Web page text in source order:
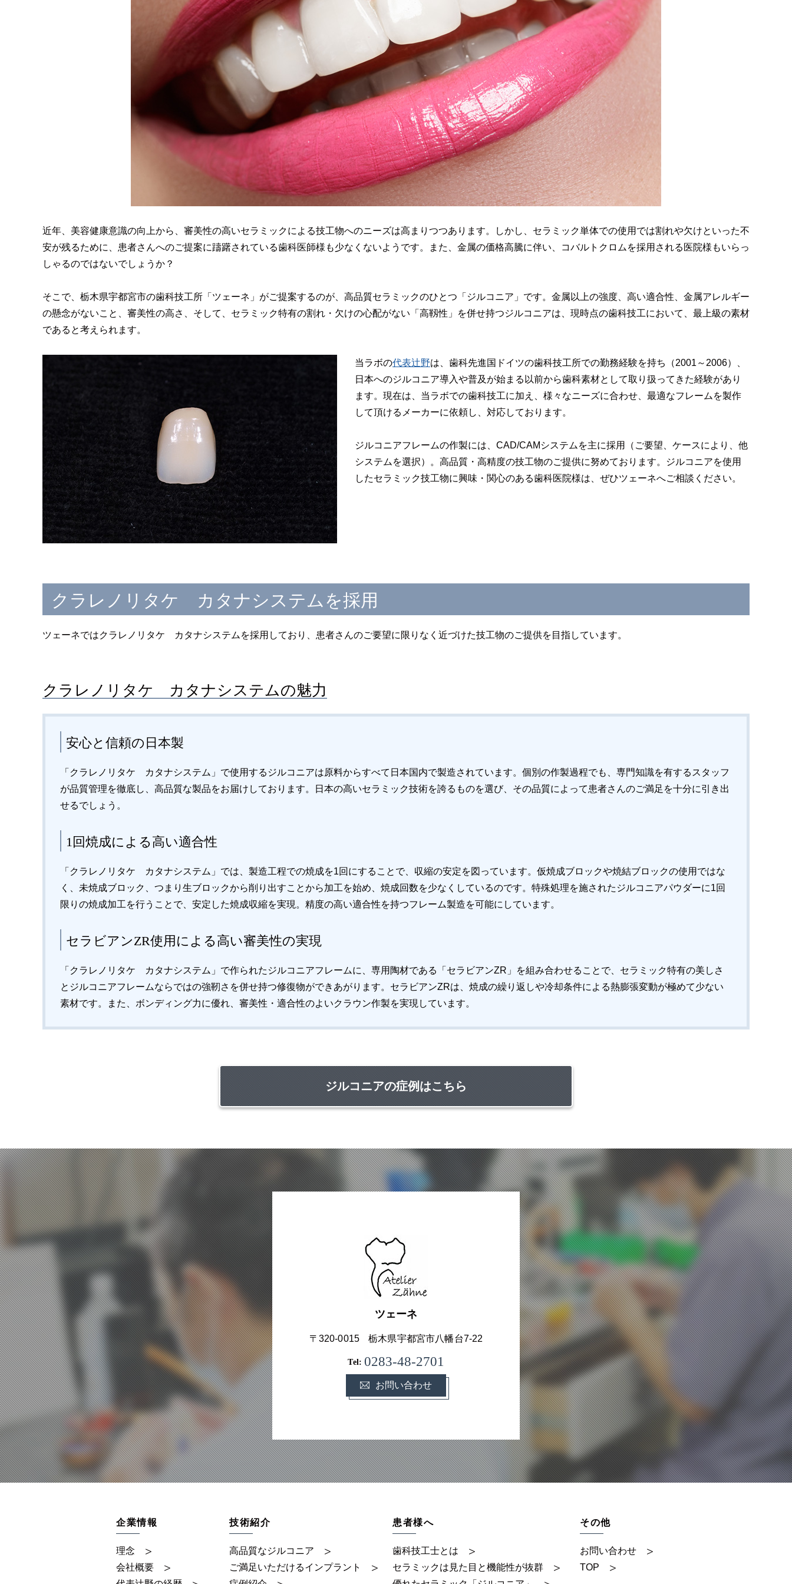
近年、美容健康意識の向上から、審美性の高いセラミックによる技工物へのニーズは高まりつつあります。しかし、セラミック単体での使用では割れや欠けといった不
安が残るために、患者さんへのご提案に躊躇されている歯科医師様も少なくないようです。また、金属の価格高騰に伴い、コバルトクロムを採用される医院様もいらっ
しゃるのではないでしょうか？
そこで、栃木県宇都宮市の歯科技工所「ツェーネ」がご提案するのが、高品質セラミックのひとつ「ジルコニア」です。金属以上の強度、高い適合性、金属アレルギー
の懸念がないこと、審美性の高さ、そして、セラミック特有の割れ・欠けの心配がない「高靱性」を併せ持つジルコニアは、現時点の歯科技工において、最上級の素材
であると考えられます。
当ラボの代表辻野は、歯科先進国ドイツの歯科技工所での勤務経験を持ち（2001～2006）、
日本へのジルコニア導入や普及が始まる以前から歯科素材として取り扱ってきた経験があり
ます。現在は、当ラボでの歯科技工に加え、様々なニーズに合わせ、最適なフレームを製作
して頂けるメーカーに依頼し、対応しております。
ジルコニアフレームの作製には、CAD/CAMシステムを主に採用（ご要望、ケースにより、他
システムを選択）。高品質・高精度の技工物のご提供に努めております。ジルコニアを使用
したセラミック技工物に興味・関心のある歯科医院様は、ぜひツェーネへご相談ください。
クラレノリタケ カタナシステムを採用
ツェーネではクラレノリタケ カタナシステムを採用しており、患者さんのご要望に限りなく近づけた技工物のご提供を目指しています。
クラレノリタケ カタナシステムの魅力
安心と信頼の日本製
「クラレノリタケ カタナシステム」で使用するジルコニアは原料からすべて日本国内で製造されています。個別の作製過程でも、専門知識を有するスタッフ
が品質管理を徹底し、高品質な製品をお届けしております。日本の高いセラミック技術を誇るものを選び、その品質によって患者さんのご満足を十分に引き出
せるでしょう。
1回焼成による高い適合性
「クラレノリタケ カタナシステム」では、製造工程での焼成を1回にすることで、収縮の安定を図っています。仮焼成ブロックや焼結ブロックの使用ではな
く、未焼成ブロック、つまり生ブロックから削り出すことから加工を始め、焼成回数を少なくしているのです。特殊処理を施されたジルコニアパウダーに1回
限りの焼成加工を行うことで、安定した焼成収縮を実現。精度の高い適合性を持つフレーム製造を可能にしています。
セラビアンZR使用による高い審美性の実現
「クラレノリタケ カタナシステム」で作られたジルコニアフレームに、専用陶材である「セラビアンZR」を組み合わせることで、セラミック特有の美しさ
とジルコニアフレームならではの強靭さを併せ持つ修復物ができあがります。セラビアンZRは、焼成の繰り返しや冷却条件による熱膨張変動が極めて少ない
素材です。また、ボンディング力に優れ、審美性・適合性のよいクラウン作製を実現しています。
ジルコニアの症例はこちら
ツェーネ
〒320-0015 栃木県宇都宮市八幡台7-22
Tel: 0283-48-2701
お問い合わせ
企業情報
理念
会社概要
技術紹介
高品質なジルコニア
ご満足いただけるインプラント
患者様へ
歯科技工士とは
セラミックは見た目と機能性が抜群
その他
お問い合わせ
TOP